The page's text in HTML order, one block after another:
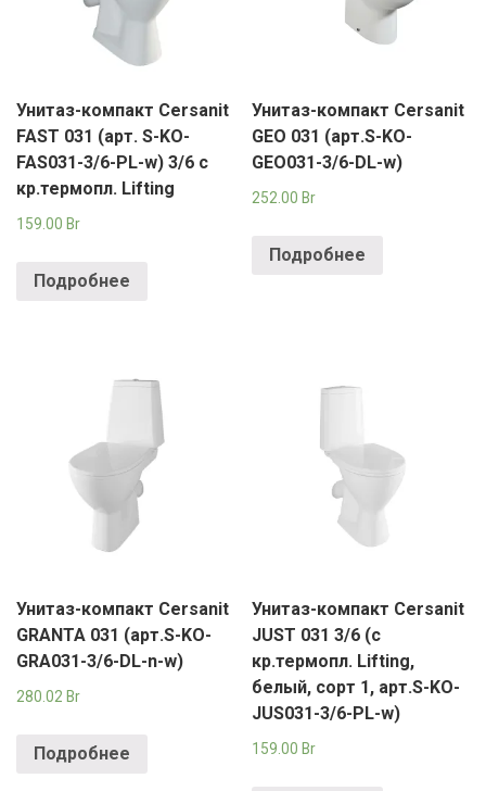
Унитаз-компакт Cersanit
FAST 031 (арт. S-KO-
FAS031-3/6-PL-w) 3/6 с
кр.термопл. Lifting
159.00 Br
Подробнее
Унитаз-компакт Cersanit
GEO 031 (арт.S-KO-
GEO031-3/6-DL-w)
252.00 Br
Подробнее
Унитаз-компакт Cersanit
GRANTA 031 (арт.S-KO-
GRA031-3/6-DL-n-w)
280.02 Br
Подробнее
Унитаз-компакт Cersanit
JUST 031 3/6 (с
кр.термопл. Lifting,
белый, сорт 1, арт.S-KO-
JUS031-3/6-PL-w)
159.00 Br